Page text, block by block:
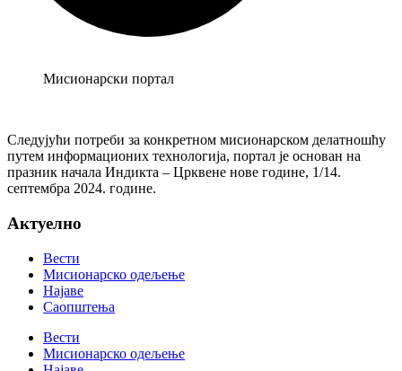
Мисионарски портал
Следујући потреби за конкретном мисионарском делатношћу
путем информационих технологија, портал је основан на
празник начала Индикта – Црквене нове године, 1/14.
септембра 2024. године.
Актуелно
Вести
Мисионарско одељење
Најаве
Саопштења
Вести
Мисионарско одељење